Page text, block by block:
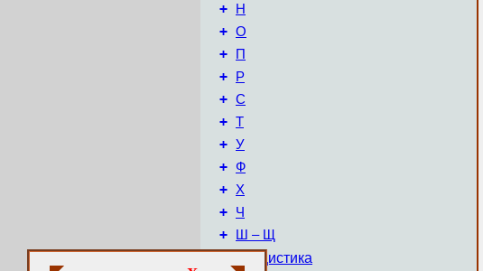
+ Н
+ О
+ П
+ Р
+ С
+ Т
+ У
+ Ф
+ Х
+ Ч
+ Ш – Щ
+ Публіцистика